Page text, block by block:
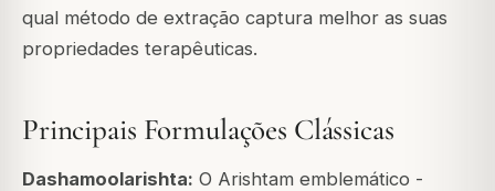
qual método de extração captura melhor as suas
propriedades terapêuticas.
Principais Formulações Clássicas
Dashamoolarishta: O Arishtam emblemático -